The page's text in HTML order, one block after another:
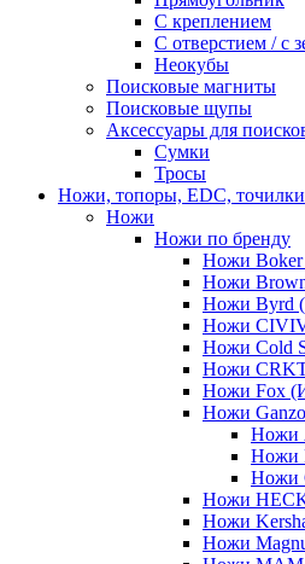
С креплением
С отверстием / с
Неокубы
Поисковые магниты
Поисковые щупы
Аксессуары для
Сумки
Тросы
Ножи, топоры, EDC, точилки
Ножи
Ножи по бренду
Ножи Boker
Ножи
Ножи
Ножи
Ножи Cold
Ножи
Ножи Fox
Ножи
Ножи
Ножи
Ножи
Ножи
Ножи
Ножи